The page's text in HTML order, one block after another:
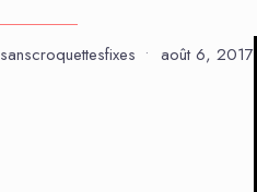
sanscroquettesfixes • août 6, 2017